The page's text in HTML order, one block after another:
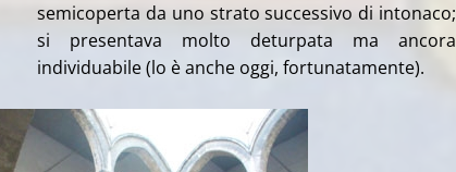
semicoperta da uno strato successivo di intonaco;
si presentava molto deturpata ma ancora
individuabile (lo è anche oggi, fortunatamente).